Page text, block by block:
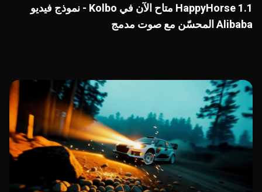
HappyHorse 1.1 متاح الآن في Kolbo - نموذج فيديو
Alibaba المحسّن مع صوت مدمج